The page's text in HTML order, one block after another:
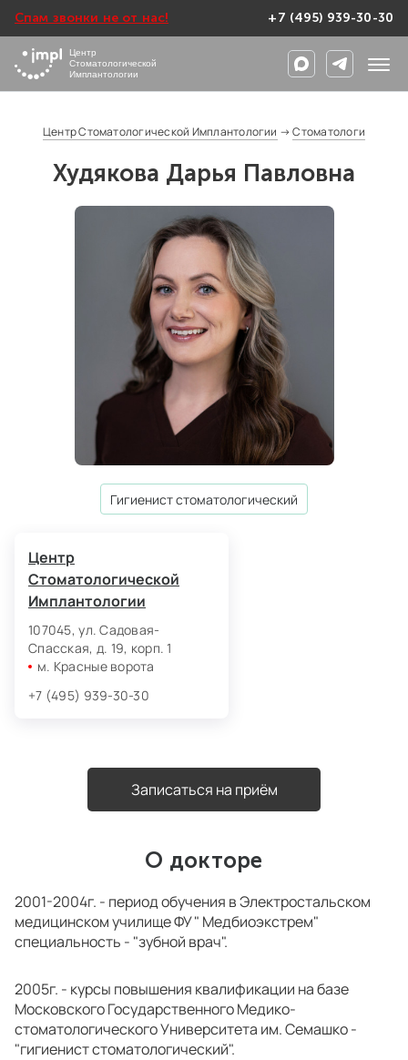
Спам звонки не от нас! +7 (495) 939-30-30
Центр
Стоматологической
Имплантологии
Центр Стоматологической Имплантологии →Стоматологи
Худякова Дарья Павловна
гигиенист стоматологический
Центр
Стоматологической
Имплантологии
107045, ул. Садовая-
Спасская, д. 19, корп. 1
м. Красные ворота
+7 (495) 939-30-30
Записаться на приём
О докторе
2001-2004г. - период обучения в Электростальском
медицинском училище ФУ " Медбиоэкстрем"
специальность - "зубной врач".
2005г. - курсы повышения квалификации на базе
Московского Государственного Медико-
стоматологического Университета им. Семашко -
"гигиенист стоматологический".